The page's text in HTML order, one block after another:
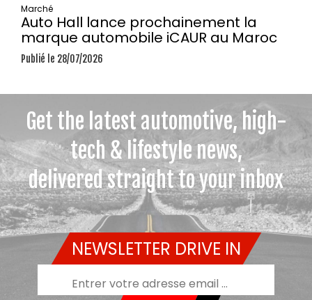
Marché
Auto Hall lance prochainement la
marque automobile iCAUR au Maroc
Publié le 28/07/2026
Get the latest automotive, high-
tech & lifestyle news,
delivered straight to your inbox
NEWSLETTER DRIVE IN